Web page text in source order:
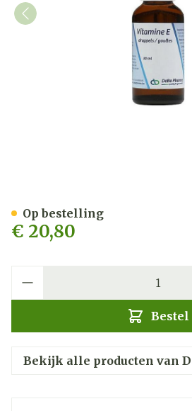
€ 20,80
Bestel
Op bestelling
Bekijk alle producten van